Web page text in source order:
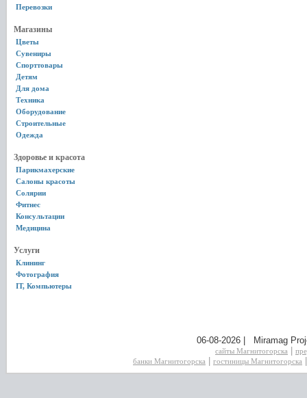
Перевозки
Магазины
Цветы
Сувениры
Спорттовары
Детям
Для дома
Техника
Оборудование
Строительные
Одежда
Здоровье и красота
Парикмахерские
Салоны красоты
Солярии
Фитнес
Консультации
Медицина
Услуги
Клининг
Фотография
IT, Компьютеры
06-08-2026 | Miramag
сайты Магнитогорска
банки Магнитогорска
гостиницы Магнитогорска